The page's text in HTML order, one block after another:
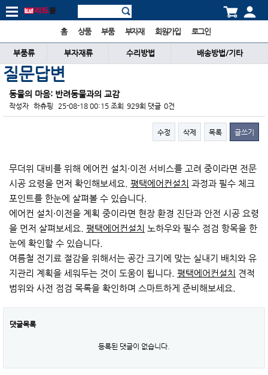
홈 상품 부품 부자재 회원가입 로그인
부품류 부자재류 수리방법 배송방법/기타
질문답변
동물의 마음: 반려동물과의 교감
작성자 하츄핑 25-08-18 00:15 조회 929회 댓글 0건
수정 삭제 목록 글쓰기
무더위 대비를 위해 에어컨 설치·이전 서비스를 고려 중이라면 전문
시공 요령을 먼저 확인해보세요. 평택에어컨설치 과정과 필수 체크
포인트를 한눈에 살펴볼 수 있습니다.
에어컨 설치·이전을 계획 중이라면 현장 환경 진단과 안전 시공 요령
을 먼저 살펴보세요. 평택에어컨설치 노하우와 필수 점검 항목을 한
눈에 확인할 수 있습니다.
여름철 전기료 절감을 위해서는 공간 크기에 맞는 실내기 배치와 유
지관리 계획을 세워두는 것이 도움이 됩니다. 평택에어컨설치 견적
범위와 사전 점검 목록을 확인하며 스마트하게 준비해보세요.
댓글목록
등록된 댓글이 없습니다.